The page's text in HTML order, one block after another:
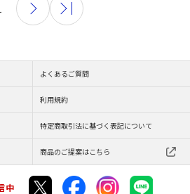
よくあるご質問
利用規約
特定商取引法に基づく表記について
商品のご提案はこちら
中